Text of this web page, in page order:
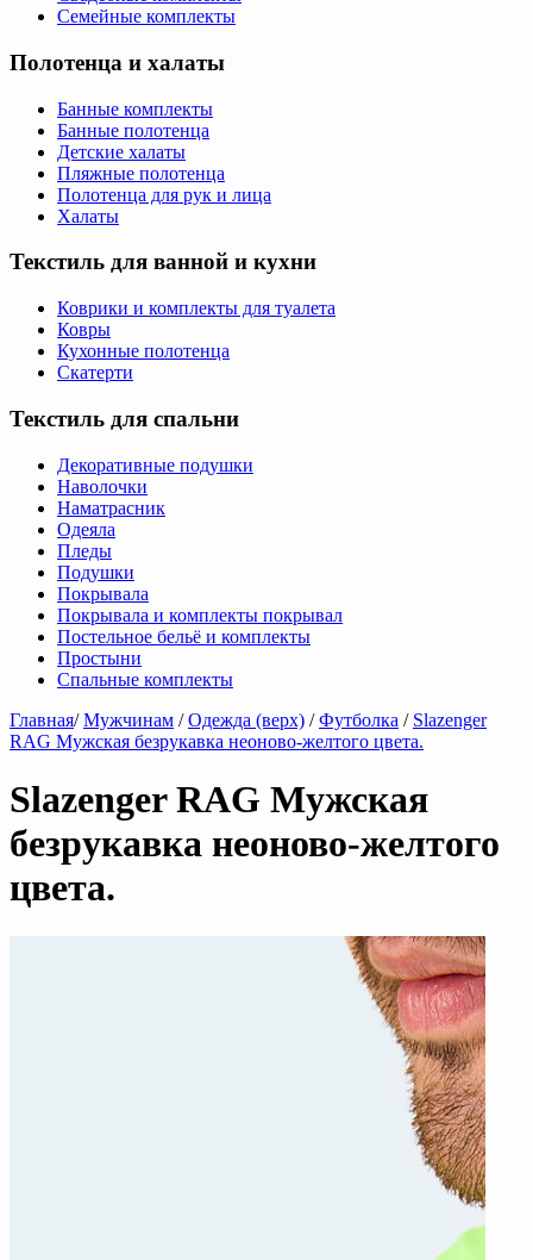
Семейные комплекты
Полотенца и халаты
Банные комплекты
Банные полотенца
Детские халаты
Пляжные полотенца
Полотенца для рук и лица
Халаты
Текстиль для ванной и кухни
Коврики и комплекты для туалета
Ковры
Кухонные полотенца
Скатерти
Текстиль для спальни
Декоративные подушки
Наволочки
Наматрасник
Одеяла
Пледы
Подушки
Покрывала
Покрывала и комплекты покрывал
Постельное бельё и комплекты
Простыни
Спальные комплекты
Главная/ Мужчинам / Одежда (верх) / Футболка / Slazenger
RAG Мужская безрукавка неоново-желтого цвета.
Slazenger RAG Мужская
безрукавка неоново-желтого
цвета.